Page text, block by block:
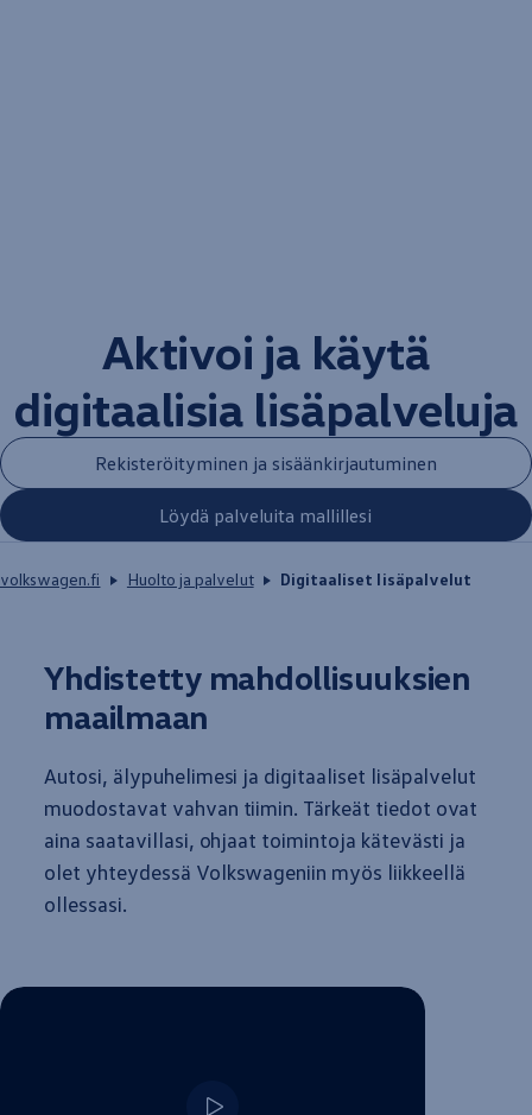
Aktivoi ja käytä
digitaalisia lisäpalveluja
Rekisteröityminen ja sisäänkirjautuminen
Löydä palveluita mallillesi
volkswagen.fi Huolto ja palvelut Digitaaliset lisäpalvelut
Yhdistetty mahdollisuuksien
maailmaan
Autosi, älypuhelimesi ja digitaaliset lisäpalvelut
muodostavat vahvan tiimin. Tärkeät tiedot ovat
aina saatavillasi, ohjaat toimintoja kätevästi ja
olet yhteydessä Volkswageniin myös liikkeellä
ollessasi.